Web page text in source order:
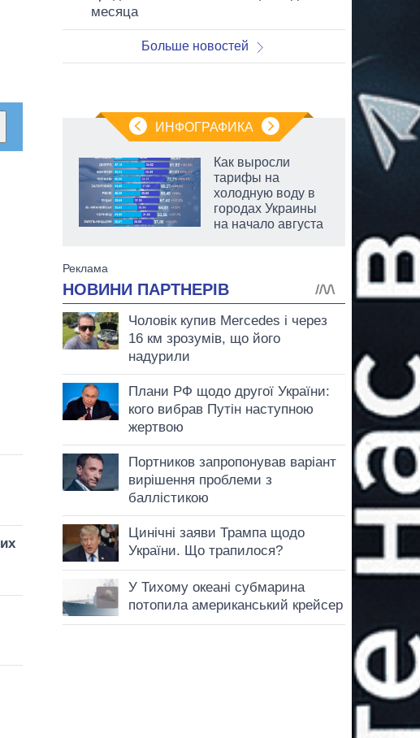
месяца
Больше новостей
ИНФОГРАФИКА
Как выросли
тарифы на
холодную воду в
городах Украины
на начало августа